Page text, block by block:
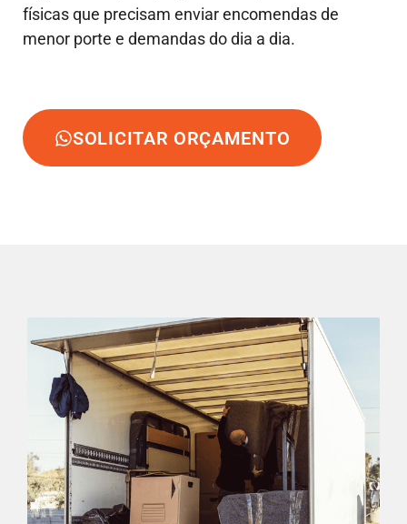
físicas que precisam enviar encomendas de
menor porte e demandas do dia a dia.
SOLICITAR ORÇAMENTO